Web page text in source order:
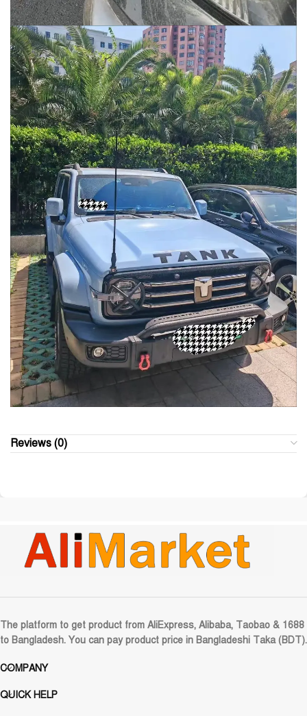
Reviews (0)
The platform to get product from AliExpress, Alibaba, Taobao & 1688
to Bangladesh. You can pay product price in Bangladeshi Taka (BDT).
COMPANY
QUICK HELP